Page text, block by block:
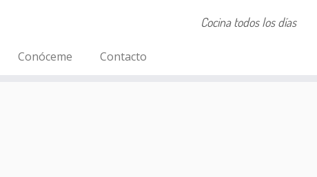
Cocina todos los días
Conóceme Contacto